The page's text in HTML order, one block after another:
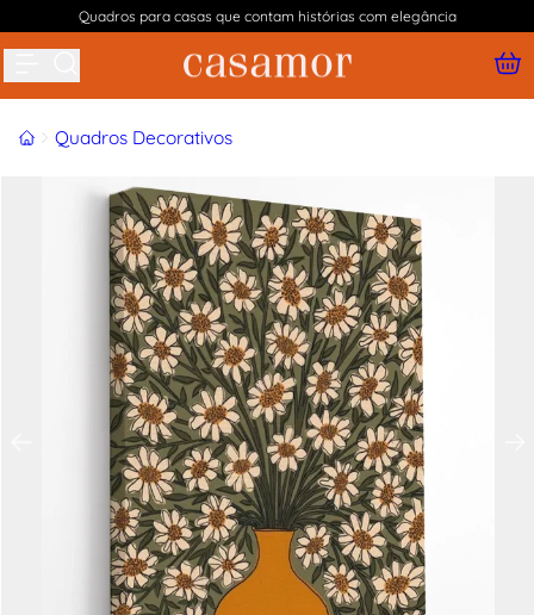
Quadros para casas que contam histórias com elegância
InícioQuadros Decorativos